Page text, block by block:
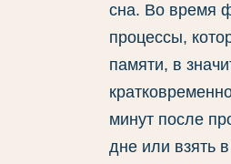
сна. Во время
процессы,
памяти, в
минут после
дне или взять